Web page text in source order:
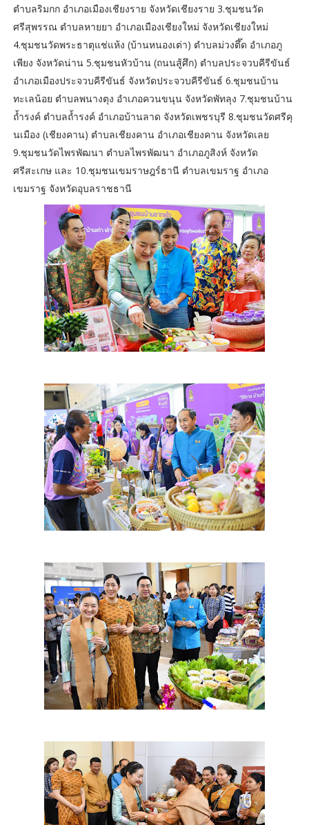
ตำบลริมกก อำเภอเมืองเชียงราย จังหวัดเชียงราย 3.ชุมชนวัด
ศรีสุพรรณ ตำบลหายยา อำเภอเมืองเชียงใหม่ จังหวัดเชียงใหม่
4.ชุมชนวัดพระธาตุแช่แห้ง (บ้านหนองเต่า) ตำบลม่วงตึ๊ด อำเภอภู
เพียง จังหวัดน่าน 5.ชุมชนหัวบ้าน (ถนนสู้ศึก) ตำบลประจวบคีรีขันธ์
อำเภอเมืองประจวบคีรีขันธ์ จังหวัดประจวบคีรีขันธ์ 6.ชุมชนบ้าน
ทะเลน้อย ตำบลพนางตุง อำเภอควนขนุน จังหวัดพัทลุง 7.ชุมชนบ้าน
ถ้ำรงค์ ตำบลถ้ำรงค์ อำเภอบ้านลาด จังหวัดเพชรบุรี 8.ชุมชนวัดศรีคุ
นเมือง (เชียงคาน) ตำบลเชียงคาน อำเภอเชียงคาน จังหวัดเลย
9.ชุมชนวัดไพรพัฒนา ตำบลไพรพัฒนา อำเภอภูสิงห์ จังหวัด
ศรีสะเกษ และ 10.ชุมชนเขมราษฎร์ธานี ตำบลเขมราฐ อำเภอ
เขมราฐ จังหวัดอุบลราชธานี